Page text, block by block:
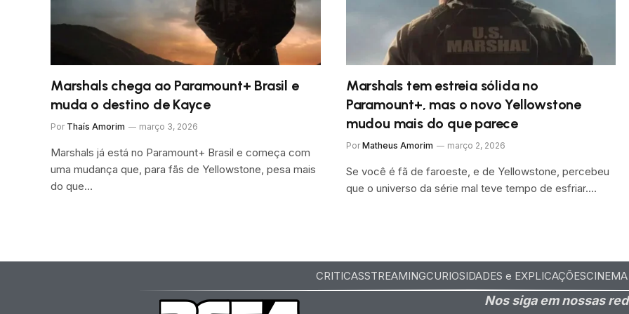
Marshals chega ao Paramount+ Brasil e
muda o destino de Kayce
Por Thaís Amorim março 3, 2026
Marshals já está no Paramount+ Brasil e começa com
uma mudança que, para fãs de Yellowstone, pesa mais
do que…
Marshals tem estreia sólida no
Paramount+, mas o novo Yellowstone
mudou mais do que parece
Por Matheus Amorim março 2, 2026
Se você é fã de faroeste, e de Yellowstone, percebeu
que o universo da série mal teve tempo de esfriar.…
CRITICASSTREAMINGCURIOSIDADES e EXPLICAÇÕESCINEMA
Nos siga em nossas